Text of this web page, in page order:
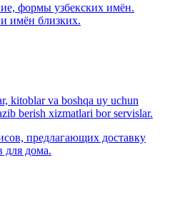
формы узбекских имён.
имён близких.
kitoblar va boshqa uy uchun
berish xizmatlari bor servislar.
предлагающих доставку
для дома.